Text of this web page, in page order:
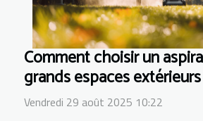
Comment choisir un
grands espaces
Vendredi 29 août 2025 10:22